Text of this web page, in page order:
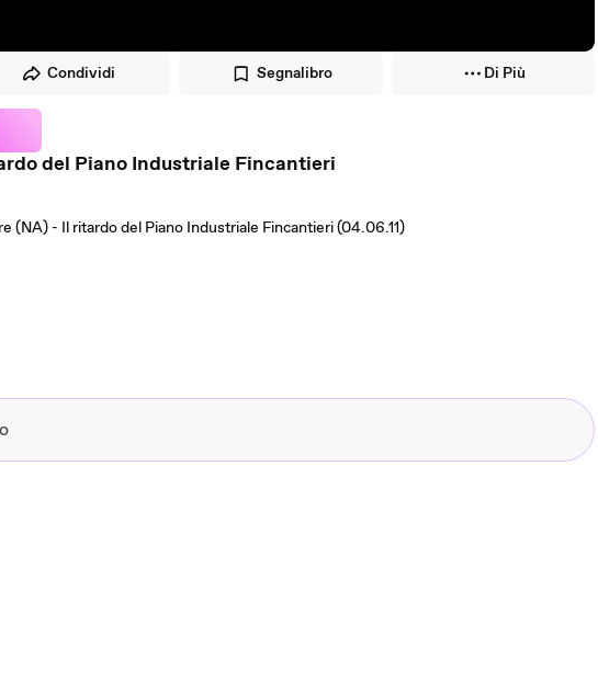
Condividi Segnalibro Di Più
del Piano Industriale Fincantieri
- Il ritardo del Piano Industriale Fincantieri (04.06.11)